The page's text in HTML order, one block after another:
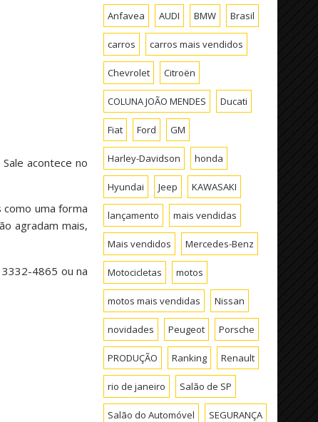
acontece no
uma forma
agradam mais,
4865 ou na
Anfavea AUDI BMW Brasil
carros carros mais vendidos
Chevrolet Citroën
COLUNA JOÃO MENDES Ducati
Fiat Ford GM
Harley-Davidson honda
Hyundai Jeep KAWASAKI
lançamento mais vendidas
Mais vendidos Mercedes-Benz
Motocicletas motos
motos mais vendidas Nissan
novidades Peugeot Porsche
PRODUÇÃO Ranking Renault
rio de janeiro Salão de SP
Salão do Automóvel SEGURANÇA